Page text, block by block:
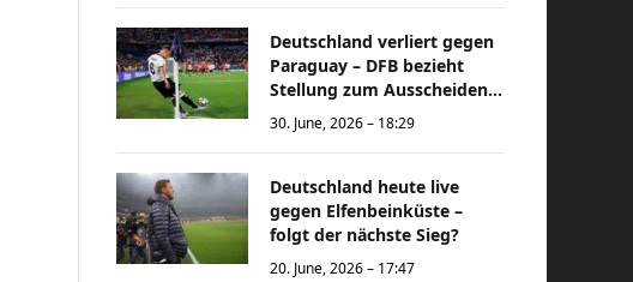
Deutschland verliert gegen
Paraguay – DFB bezieht
Stellung zum Ausscheiden
bei der Weltmeisterschaft
30. June, 2026 – 18:29
Deutschland heute live
gegen Elfenbeinküste –
folgt der nächste Sieg?
20. June, 2026 – 17:47